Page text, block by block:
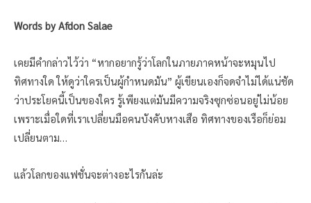
Words by Afdon Salae
เคยมีคำกล่าวไว้ว่า “หากอยากรู้ว่าโลกในภายภาคหน้าจะหมุนไป
ทิศทางใด ให้ดูว่าใครเป็นผู้กำหนดมัน” ผู้เขียนเองก็จดจำไม่ได้แน่ชัด
ว่าประโยคนี้เป็นของใคร รู้เพียงแต่มันมีความจริงซุกซ่อนอยู่ไม่น้อย
เพราะเมื่อใดที่เราเปลี่ยนมือคนบังคับหางเสือ ทิศทางของเรือก็ย่อม
เปลี่ยนตาม…
แล้วโลกของแฟชั่นจะต่างอะไรกันล่ะ